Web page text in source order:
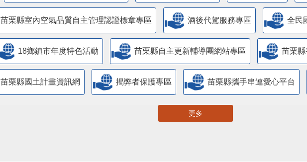
苗栗縣室內空氣品質自主管理認證標章專區 酒後代駕服務專區 全民
18鄉鎮市年度特色活動 苗栗縣自主更新輔導團網站專區 苗栗
苗栗縣國土計畫資訊網 揭弊者保護專區 苗栗縣攜手串連愛心平台
更多